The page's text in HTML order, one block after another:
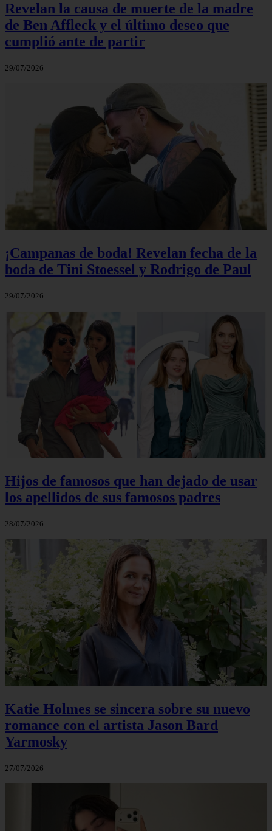
Revelan la causa de muerte de la madre
de Ben Affleck y el último deseo que
cumplió ante de partir
29/07/2026
¡Campanas de boda! Revelan fecha de la
boda de Tini Stoessel y Rodrigo de Paul
29/07/2026
Hijos de famosos que han dejado de usar
los apellidos de sus famosos padres
28/07/2026
Katie Holmes se sincera sobre su nuevo
romance con el artista Jason Bard
Yarmosky
27/07/2026